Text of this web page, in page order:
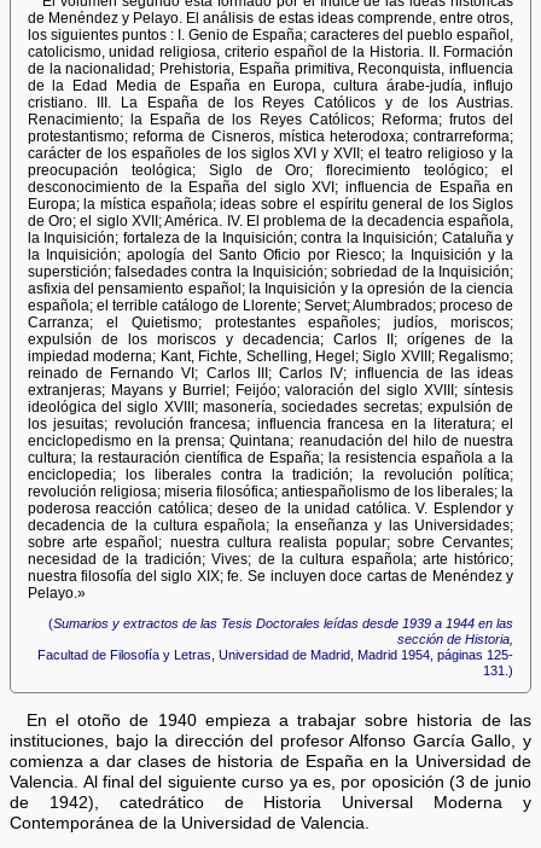
de Menéndez y Pelayo. El análisis de estas ideas comprende, entre otros,
los siguientes puntos : I. Genio de España; caracteres del pueblo español,
catolicismo, unidad religiosa, criterio español de la Historia. II. Formación
de la nacionalidad; Prehistoria, España primitiva, Reconquista, influencia
de la Edad Media de España en Europa, cultura árabe-judía, influjo
cristiano. III. La España de los Reyes Católicos y de los Austrias.
Renacimiento; la España de los Reyes Católicos; Reforma; frutos del
protestantismo; reforma de Cisneros, mística heterodoxa; contrarreforma;
carácter de los españoles de los siglos XVI y XVII; el teatro religioso y la
preocupación teológica; Siglo de Oro; florecimiento teológico; el
desconocimiento de la España del siglo XVI; influencia de España en
Europa; la mística española; ideas sobre el espíritu general de los Siglos
de Oro; el siglo XVII; América. IV. El problema de la decadencia española,
la Inquisición; fortaleza de la Inquisición; contra la Inquisición; Cataluña y
la Inquisición; apología del Santo Oficio por Riesco; la Inquisición y la
superstición; falsedades contra la Inquisición; sobriedad de la Inquisición;
asfixia del pensamiento español; la Inquisición y la opresión de la ciencia
española; el terrible catálogo de Llorente; Servet; Alumbrados; proceso de
Carranza; el Quietismo; protestantes españoles; judíos, moriscos;
expulsión de los moriscos y decadencia; Carlos II; orígenes de la
impiedad moderna; Kant, Fichte, Schelling, Hegel; Siglo XVIII; Regalismo;
reinado de Fernando VI; Carlos III; Carlos IV; influencia de las ideas
extranjeras; Mayans y Burriel; Feijóo; valoración del siglo XVIII; síntesis
ideológica del siglo XVIII; masonería, sociedades secretas; expulsión de
los jesuitas; revolución francesa; influencia francesa en la literatura; el
enciclopedismo en la prensa; Quintana; reanudación del hilo de nuestra
cultura; la restauración científica de España; la resistencia española a la
enciclopedia; los liberales contra la tradición; la revolución política;
revolución religiosa; miseria filosófica; antiespañolismo de los liberales; la
poderosa reacción católica; deseo de la unidad católica. V. Esplendor y
decadencia de la cultura española; la enseñanza y las Universidades;
sobre arte español; nuestra cultura realista popular; sobre Cervantes;
necesidad de la tradición; Vives; de la cultura española; arte histórico;
nuestra filosofía del siglo XIX; fe. Se incluyen doce cartas de Menéndez y
Pelayo.»
(Sumarios y extractos de las Tesis Doctorales leídas desde 1939 a 1944 en las
sección de Historia,
Facultad de Filosofía y Letras, Universidad de Madrid, Madrid 1954, páginas 125-
131.)
En el otoño de 1940 empieza a trabajar sobre historia de las
instituciones, bajo la dirección del profesor Alfonso García Gallo, y
comienza a dar clases de historia de España en la Universidad de
Valencia. Al final del siguiente curso ya es, por oposición (3 de junio
de 1942), catedrático de Historia Universal Moderna y
Contemporánea de la Universidad de Valencia.